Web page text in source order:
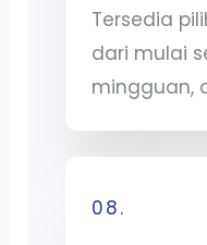
Tersedia
dari mulai
mingguan,
08.